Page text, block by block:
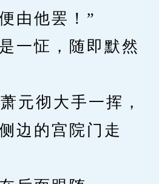
由他罢！”
怔，随即默然
彻大手一挥，
边的宫院门走